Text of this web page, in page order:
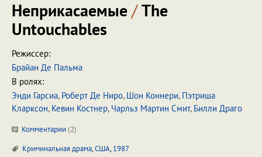
Неприкасаемые/The
Untouchables
Режиссер:
Брайан Де Пальма
В ролях:
Энди Гарсиа, Роберт Де Ниро, Шон Коннери, Пэтриша
Кларксон, Кевин Костнер, Чарльз Мартин Смит, Билли Драго
Комментарии (2)
Криминальная драма,США,1987